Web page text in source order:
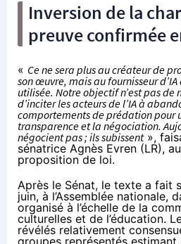
Inversion de la
preuve confirmée
« Ce ne sera plus au créateur de
son œuvre, mais au fournisseur
utilisée. Notre objectif n’est pas
d’inciter les acteurs de l’IA à
comportements de prédation pour
transparence et la négociation.
négocient pas ; ils subissent»,
sénatrice Agnès Evren (LR),
proposition de loi.
Après le Sénat, le texte a fait
juin, à l’Assemblée nationale,
organisé à l’échelle de la
culturelles et de l’éducation.
révélés relativement